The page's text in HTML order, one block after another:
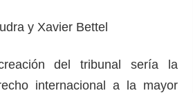
y Xavier Bettel
del tribunal sería la
internacional a la mayor